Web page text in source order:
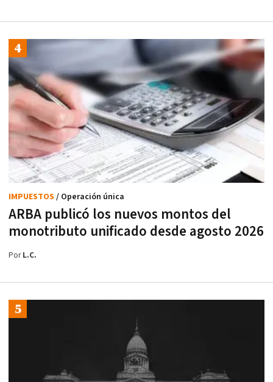
ARBA publicó los nuevos montos del
monotributo unificado desde agosto 2026
IMPUESTOS / Operación única
PorL.C.